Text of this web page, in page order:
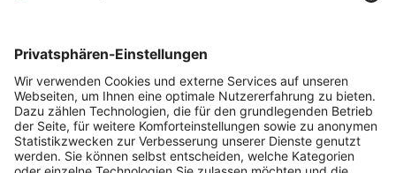
MEHR ÜBER SPINNER
Newsletter abonnieren
Jobs & Karriere
Mitgliedschaften
Rechtliches